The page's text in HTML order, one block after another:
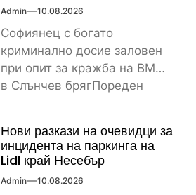
Admin 10.08.2026
Софиянец с богато
криминално досие заловен
при опит за кражба на BMW
в Слънчев брягПореден
Нови разкази на очевидци за
инцидента на паркинга на
Lidl край Несебър
Admin 10.08.2026